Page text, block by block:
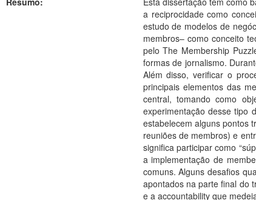
a reciprocidade como
estudo de modelos de
membros– como conceito
pelo The Membership
formas de jornalismo.
Além disso, verificar o
principais elementos das
central, tomando como
experimentação desse tipo
estabelecem alguns pontos
reuniões de membros) e
significa participar como
a implementação de
comuns. Alguns desafios
apontados na parte final do
e a accountability que